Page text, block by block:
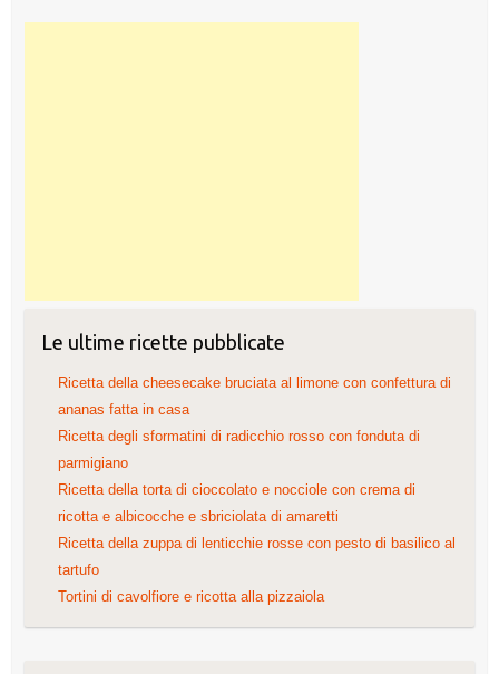
Le ultime ricette pubblicate
Ricetta della cheesecake bruciata al limone con confettura di
ananas fatta in casa
Ricetta degli sformatini di radicchio rosso con fonduta di
parmigiano
Ricetta della torta di cioccolato e nocciole con crema di
ricotta e albicocche e sbriciolata di amaretti
Ricetta della zuppa di lenticchie rosse con pesto di basilico al
tartufo
Tortini di cavolfiore e ricotta alla pizzaiola